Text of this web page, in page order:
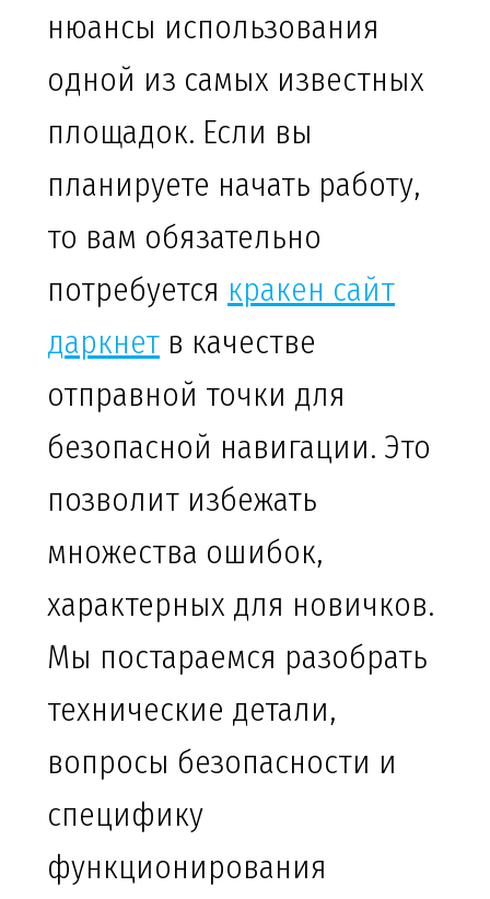
нюансы использования
одной из самых известных
площадок. Если вы
планируете начать работу,
то вам обязательно
потребуется кракен сайт
даркнет в качестве
отправной точки для
безопасной навигации. Это
позволит избежать
множества ошибок,
характерных для новичков.
Мы постараемся разобрать
технические детали,
вопросы безопасности и
специфику
функционирования